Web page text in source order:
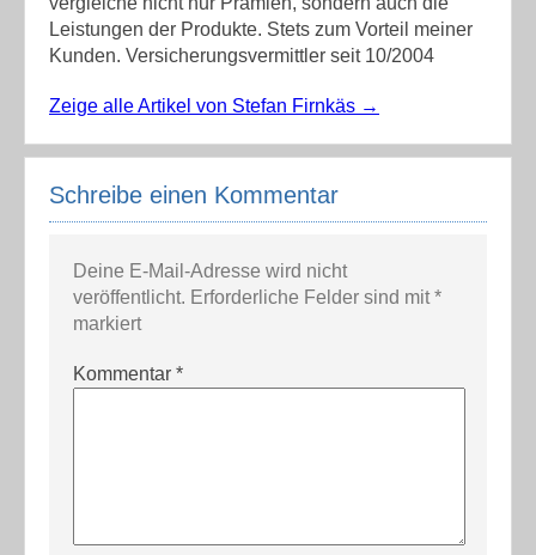
Leistungen der Produkte. Stets zum Vorteil meiner
Kunden. Versicherungsvermittler seit 10/2004
Zeige alle Artikel von Stefan Firnkäs →
Schreibe einen Kommentar
Deine E-Mail-Adresse wird nicht
veröffentlicht. Erforderliche Felder sind mit*
markiert
Kommentar *